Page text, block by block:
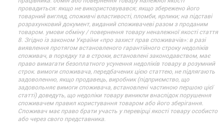
провадиться: якщо не використовувався; якщо збережено його
товарний вигляд, споживчі властивості, пломби, ярлики; на підставі
розрахунковий документ, виданий споживачеві разом з проданим
товаром. умови обміну / повернення товару неналежної якості стаття
8. Згідно із законом України «про захист прав споживачів»: в разі
виявлення протягом встановленого гарантійного строку недоліків
споживач, в порядку та в строки, встановлені законодавством, має
право вимагати безоплатного усунення недоліків товару в розумний
строк. вимоги споживача, передбачених цією статтею, не підлягають
задоволенню, якщо продавець, виробник (підприємство, що
задовольняє вимоги споживача, встановлені частиною першою цієї
статті) доведуть, що недоліки товару виникли внаслідок порушення
споживачем правил користування товаром або його зберігання.
Споживач має право брати участь у перевірці якості товару особисто
або через свого представника.